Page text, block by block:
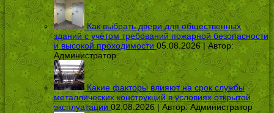
Как выбрать двери для общественных
зданий с учётом требований пожарной безопасности
и высокой проходимости 05.08.2026 | Автор:
Администратор
Какие факторы влияют на срок службы
металлических конструкций в условиях открытой
эксплуатации 02.08.2026 | Автор:Администратор